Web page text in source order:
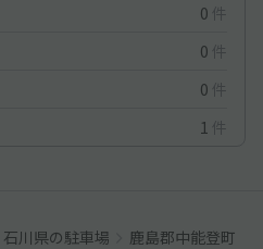
0 件
0 件
0 件
1 件
石川県の駐車場 鹿島郡中能登町の